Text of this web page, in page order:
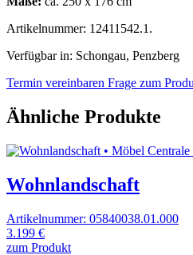
Artikelnummer: 12411542.1.
Verfügbar in: Schongau, Penzberg
Termin vereinbaren Frage zum
Ähnliche Produkte
Wohnlandschaft
Artikelnummer: 05840038.01.000
3.199 €
zum Produkt